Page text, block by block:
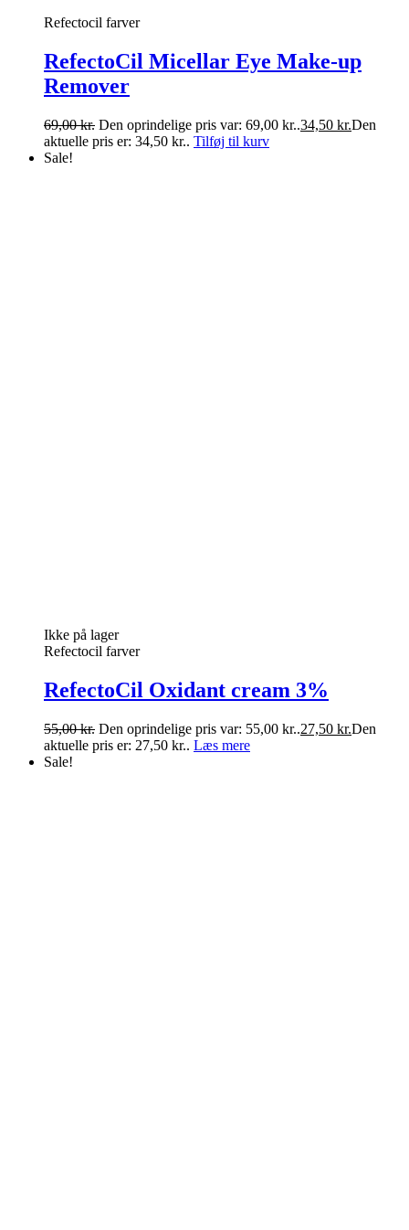
Refectocil farver
RefectoCil Micellar Eye Make-up
Remover
69,00kr. Den oprindelige pris var: 69,00 kr..34,50 kr.Den
aktuelle pris er: 34,50 kr.. Tilføj til kurv
Sale!
Ikke på lager
Refectocil farver
RefectoCil Oxidant cream 3%
55,00kr. Den oprindelige pris var: 55,00 kr..27,50 kr.Den
aktuelle pris er: 27,50 kr.. Læs mere
Sale!